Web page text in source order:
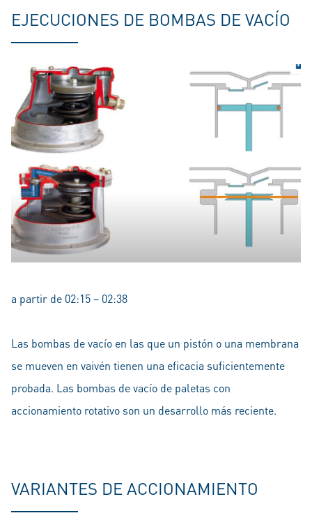
EJECUCIONES DE BOMBAS DE VACÍO
a partir de 02:15 – 02:38
Las bombas de vacío en las que un pistón o una membrana
se mueven en vaivén tienen una eficacia suficientemente
probada. Las bombas de vacío de paletas con
accionamiento rotativo son un desarrollo más reciente.
VARIANTES DE ACCIONAMIENTO